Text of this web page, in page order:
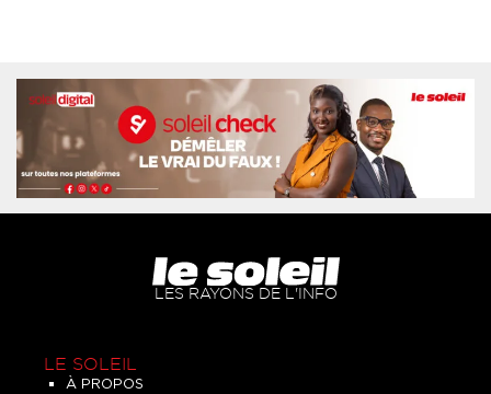
LES RAYONS DE L'INFO
LE SOLEIL
À PROPOS